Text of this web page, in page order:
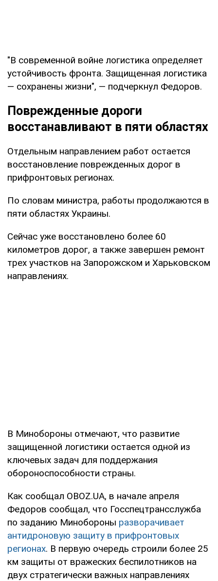
"В современной войне логистика определяет
устойчивость фронта. Защищенная логистика
— сохранены жизни", — подчеркнул Федоров.
Поврежденные дороги
восстанавливают в пяти областях
Отдельным направлением работ остается
восстановление поврежденных дорог в
прифронтовых регионах.
По словам министра, работы продолжаются в
пяти областях Украины.
Сейчас уже восстановлено более 60
километров дорог, а также завершен ремонт
трех участков на Запорожском и Харьковском
направлениях.
В Минобороны отмечают, что развитие
защищенной логистики остается одной из
ключевых задач для поддержания
обороноспособности страны.
Как сообщал OBOZ.UA, в начале апреля
Федоров сообщал, что Госспецтрансслужба
по заданию Минобороны разворачивает
антидроновую защиту в прифронтовых
регионах. В первую очередь строили более 25
км защиты от вражеских беспилотников на
двух стратегически важных направлениях